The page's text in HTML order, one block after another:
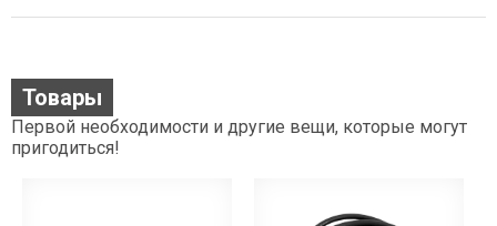
Товары
Первой необходимости и другие вещи, которые могут
пригодиться!